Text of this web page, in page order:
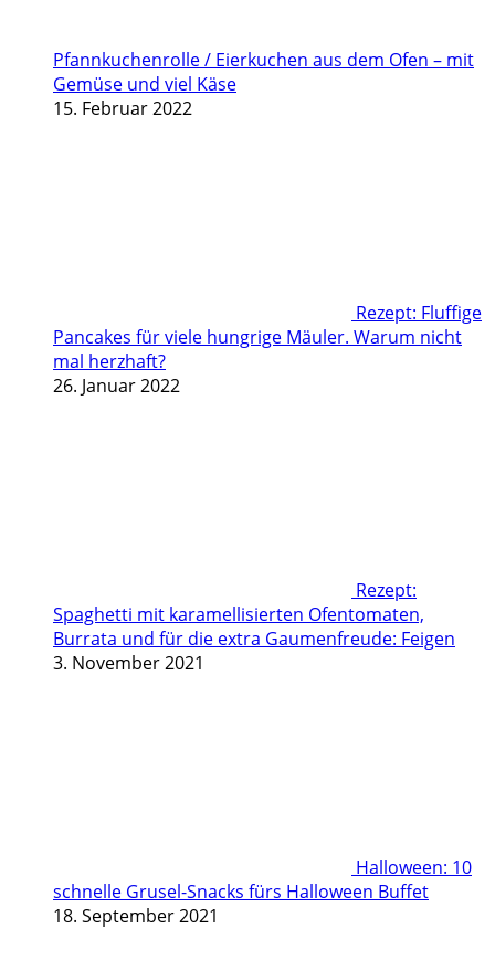
Pfannkuchenrolle / Eierkuchen aus dem Ofen – mit
Gemüse und viel Käse
15. Februar 2022
Rezept: Fluffige
Pancakes für viele hungrige Mäuler. Warum nicht
mal herzhaft?
26. Januar 2022
Rezept:
Spaghetti mit karamellisierten Ofentomaten,
Burrata und für die extra Gaumenfreude: Feigen
3. November 2021
Halloween: 10
schnelle Grusel-Snacks fürs Halloween Buffet
18. September 2021